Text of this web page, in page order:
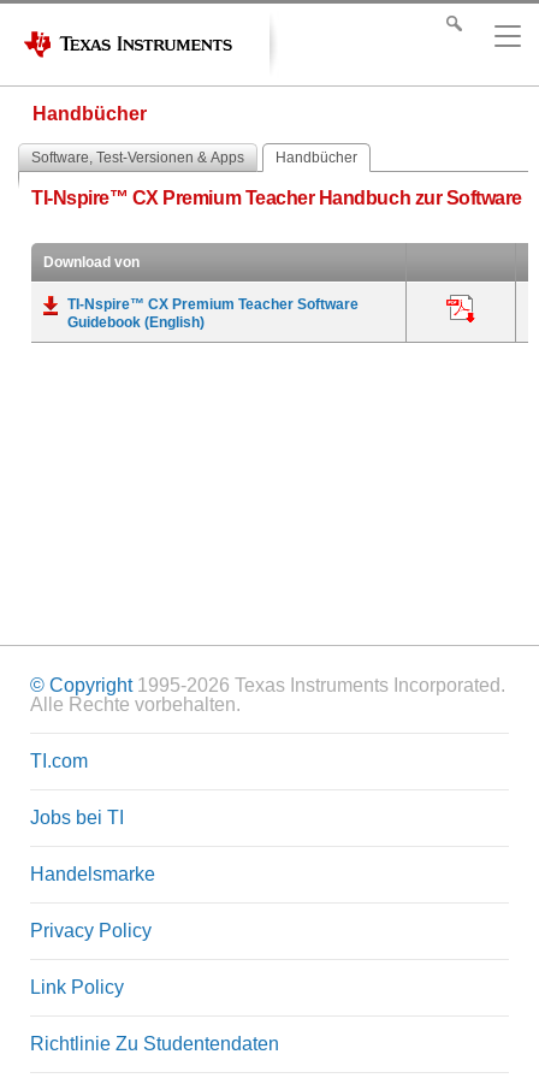
Handbücher
Software, Test-Versionen & Apps Handbücher
TI-Nspire™ CX Premium Teacher Handbuch zur Software
Download von
TI-Nspire™ CX Premium Teacher Software
Guidebook (English)
© Copyright1995-2026 Texas Instruments Incorporated.
Alle Rechte vorbehalten.
TI.com
Jobs bei TI
Handelsmarke
Privacy Policy
Link Policy
Richtlinie Zu Studentendaten